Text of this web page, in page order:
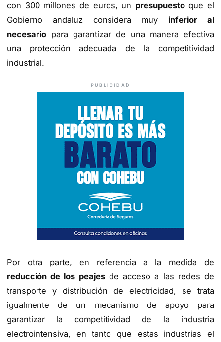
con 300 millones de euros, un presupuestoque el
Gobierno andaluz considera muy inferior al
necesario para garantizar de una manera efectiva
una protección adecuada de la competitividad
industrial.
PUBLICIDAD
Por otra parte, en referencia a la medida de
reducción de los peajesde acceso a las redes de
transporte y distribución de electricidad, se trata
igualmente de un mecanismo de apoyo para
garantizar la competitividad de la industria
electrointensiva, en tanto que estas industrias el